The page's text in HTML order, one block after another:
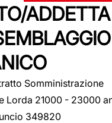
ADDETTA
Somministrazione
Lorda 21000 - 23000
349820